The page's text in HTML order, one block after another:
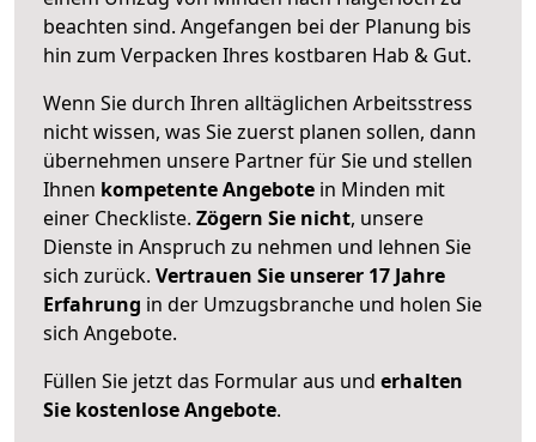
beachten sind. Angefangen bei der Planung bis
hin zum Verpacken Ihres kostbaren Hab & Gut.
Wenn Sie durch Ihren alltäglichen Arbeitsstress
nicht wissen, was Sie zuerst planen sollen, dann
übernehmen unsere Partner für Sie und stellen
Ihnen kompetente Angebote in Minden mit
einer Checkliste. Zögern Sie nicht, unsere
Dienste in Anspruch zu nehmen und lehnen Sie
sich zurück. Vertrauen Sie unserer 17 Jahre
Erfahrung in der Umzugsbranche und holen Sie
sich Angebote.
Füllen Sie jetzt das Formular aus und erhalten
Sie kostenlose Angebote.